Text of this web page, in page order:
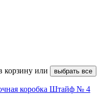
корзину или выбрать все